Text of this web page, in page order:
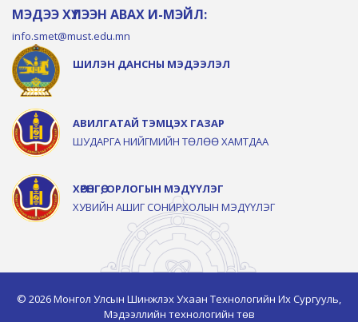
МЭДЭЭ ХҮЛЭЭН АВАХ И-МЭЙЛ:
info.smet@must.edu.mn
ШИЛЭН ДАНСНЫ МЭДЭЭЛЭЛ
АВИЛГАТАЙ ТЭМЦЭХ ГАЗАР
ШУДАРГА НИЙГМИЙН ТӨЛӨӨ ХАМТДАА
ХӨРӨНГӨ, ОРЛОГЫН МЭДҮҮЛЭГ
ХУВИЙН АШИГ СОНИРХОЛЫН МЭДҮҮЛЭГ
© 2026 Монгол Улсын Шинжлэх Ухаан Технологийн Их Сургууль,
Мэдээллийн технологийн төв